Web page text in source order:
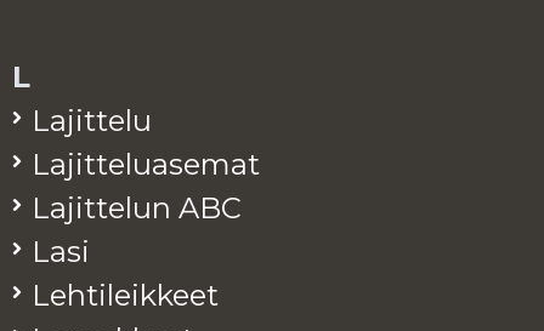
L
La­jit­te­lu
La­jit­te­lua­se­mat
La­jit­te­lun ABC
Lasi
Leh­ti­leik­keet